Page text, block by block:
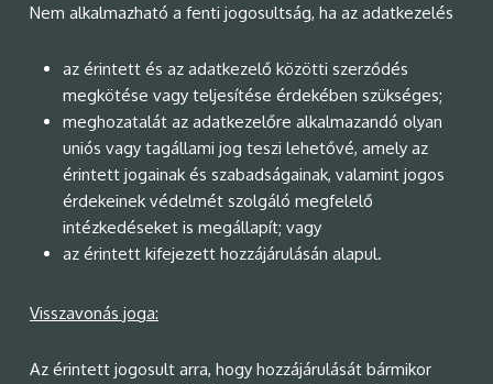
Nem alkalmazható a fenti jogosultság, ha az adatkezelés
az érintett és az adatkezelő közötti szerződés
megkötése vagy teljesítése érdekében szükséges;
meghozatalát az adatkezelőre alkalmazandó olyan
uniós vagy tagállami jog teszi lehetővé, amely az
érintett jogainak és szabadságainak, valamint jogos
érdekeinek védelmét szolgáló megfelelő
intézkedéseket is megállapít; vagy
az érintett kifejezett hozzájárulásán alapul.
Visszavonás joga:
Az érintett jogosult arra, hogy hozzájárulását bármikor